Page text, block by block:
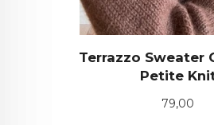
Terrazzo Sweater
Petite
Pris
79,00